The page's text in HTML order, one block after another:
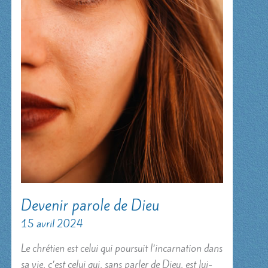
Devenir parole de Dieu
15 avril 2024
Le chrétien est celui qui poursuit l’incarnation dans
sa vie, c’est celui qui, sans parler de Dieu, est lui-